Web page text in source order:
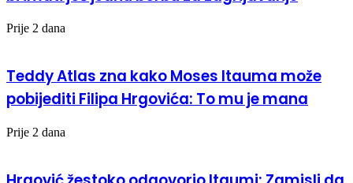
Prije 2 dana
Teddy Atlas zna kako Moses Itauma može
pobijediti Filipa Hrgovića: To mu je mana
Prije 2 dana